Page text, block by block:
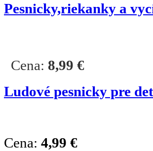
Pesnicky,riekanky a
Cena: 8,99 €
Ludové pesnicky pre
Cena: 4,99 €